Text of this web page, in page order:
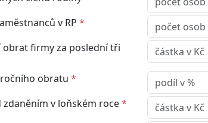
v RP *
firmy za poslední tři
obratu *
v loňském roce*